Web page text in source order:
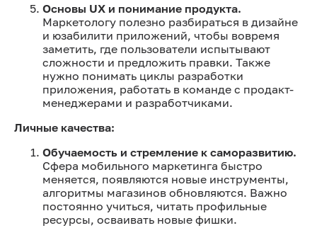
Основы UX и понимание продукта.
Маркетологу полезно разбираться в дизайне
и юзабилити приложений, чтобы вовремя
заметить, где пользователи испытывают
сложности и предложить правки. Также
нужно понимать циклы разработки
приложения, работать в команде с продакт-
менеджерами и разработчиками.
Личные качества:
Обучаемость и стремление к саморазвитию.
Сфера мобильного маркетинга быстро
меняется, появляются новые инструменты,
алгоритмы магазинов обновляются. Важно
постоянно учиться, читать профильные
ресурсы, осваивать новые фишки.